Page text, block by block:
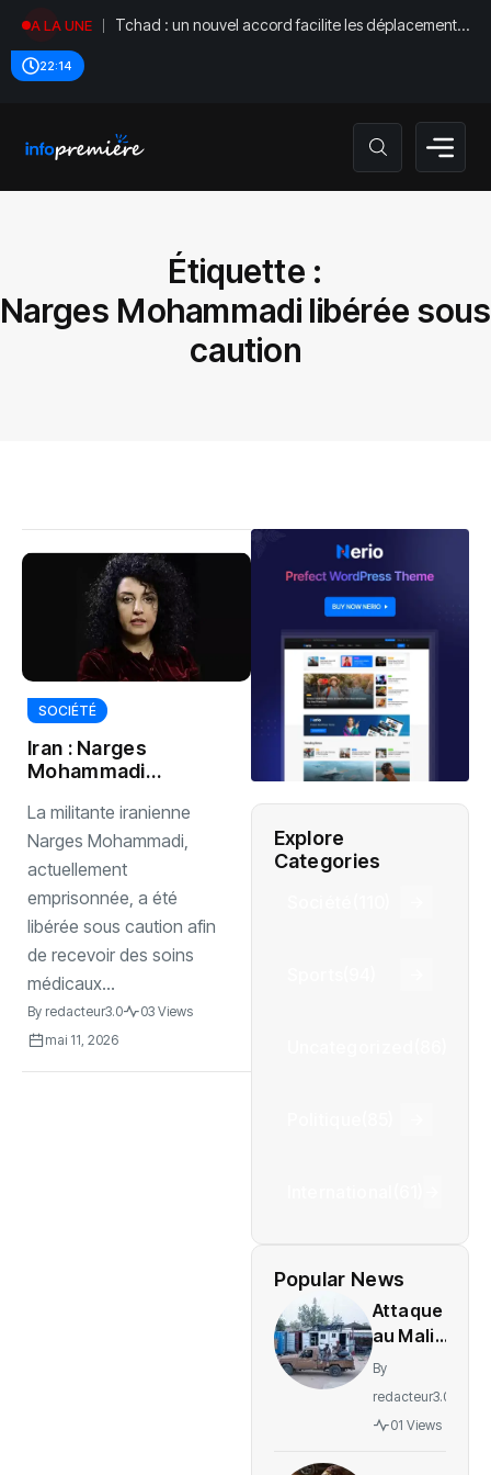
A LA UNE
Tchad : un nouvel accord facilite les déplacements
22:14
Étiquette :
Narges Mohammadi libérée sous
caution
SOCIÉTÉ
‎Iran : Narges
Mohammadi
caution après une
crise cardiaque
‎La militante iranienne
Narges Mohammadi,
actuellement
emprisonnée, a été
libérée sous caution afin
de recevoir des soins
médicaux...
By redacteur3.0
03 Views
mai 11, 2026
Explore
Categories
Popular News
Attaque
au Mali :
L’ONU
enquête
By
redacteur3.0
01 Views